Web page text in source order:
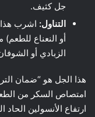
جل كثيف.
التناول: اشرب
أو النعناع
الزبادي أو
هذا الجل هو “ضمان
امتصاص السكر من
ارتفاع الأنسولين